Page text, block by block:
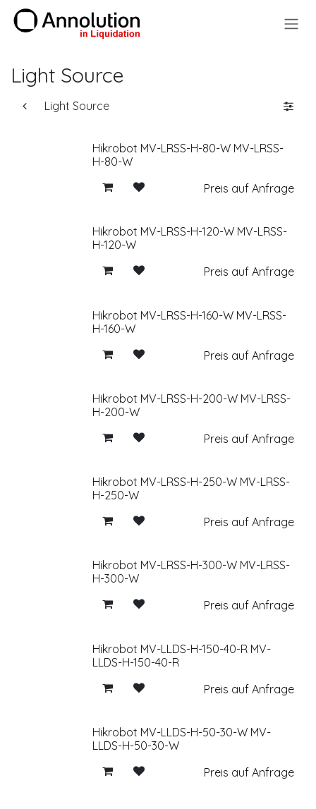
Zum Inhalt springen
Light Source
Light Source
Hikrobot MV-LRSS-H-80-W MV-LRSS-
H-80-W
Preis auf Anfrage
Hikrobot MV-LRSS-H-120-W MV-LRSS-
H-120-W
Preis auf Anfrage
Hikrobot MV-LRSS-H-160-W MV-LRSS-
H-160-W
Preis auf Anfrage
Hikrobot MV-LRSS-H-200-W MV-LRSS-
H-200-W
Preis auf Anfrage
Hikrobot MV-LRSS-H-250-W MV-LRSS-
H-250-W
Preis auf Anfrage
Hikrobot MV-LRSS-H-300-W MV-LRSS-
H-300-W
Preis auf Anfrage
Hikrobot MV-LLDS-H-150-40-R MV-
LLDS-H-150-40-R
Preis auf Anfrage
Hikrobot MV-LLDS-H-50-30-W MV-
LLDS-H-50-30-W
Preis auf Anfrage